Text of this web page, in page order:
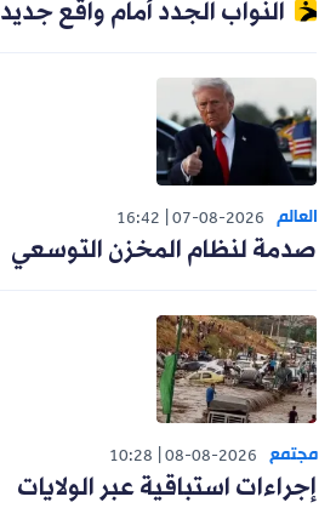
النواب الجدد أمام واقع جديد
العالم 07-08-2026
16:42
صدمة لنظام المخزن التوسعي
مجتمع 08-08-2026
10:28
إجراءات استباقية عبر الولايات